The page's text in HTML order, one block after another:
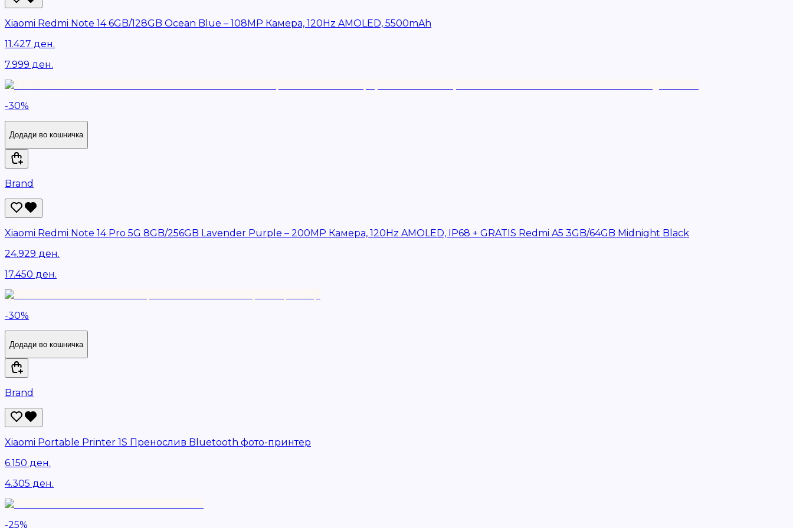
Xiaomi Redmi Note 14 6GB/128GB Ocean Blue – 108MP Камера, 120Hz AMOLED, 5500mAh
11.427 ден.
7.999 ден.
-30%
Додади во кошничка
Brand
Xiaomi Redmi Note 14 Pro 5G 8GB/256GB Lavender Purple – 200MP Камера, 120Hz AMOLED, IP68 + GRATIS Redmi A5 3GB/64GB Midnight Black
24.929 ден.
17.450 ден.
-30%
Додади во кошничка
Brand
Xiaomi Portable Printer 1S Пренослив Bluetooth фото-принтер
6.150 ден.
4.305 ден.
-25%